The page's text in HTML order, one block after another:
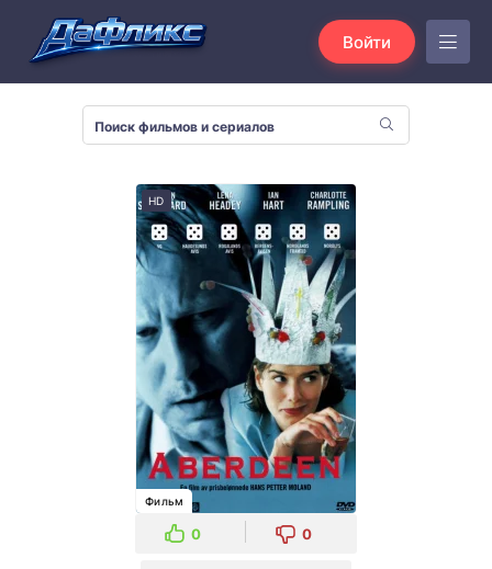
Войти
HD
Фильм
0 0